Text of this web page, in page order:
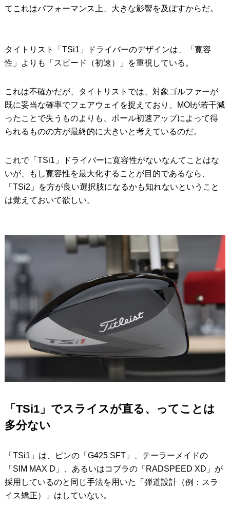
てこれはパフォーマンス上、大きな影響を及ぼすからだ。
タイトリスト「TSi1」ドライバーのデザインは、「寛容
性」よりも「スピード（初速）」を重視している。
これは不確かだが、タイトリストでは、対象ゴルファーが
既に妥当な確率でフェアウェイを捉えており、MOIが若干減
ったことで失うものよりも、ボール初速アップによって得
られるものの方が最終的に大きいと考えているのだ。
これで「TSi1」ドライバーに寛容性がないなんてことはな
いが、もし寛容性を最大化することが目的であるなら、
「TSi2」を方が良い選択肢になるかも知れないということ
は覚えておいて欲しい。
「TSi1」でスライスが直る、ってことは
多分ない
「TSi1」は、ピンの「G425 SFT」、テーラーメイドの
「SIM MAX D」、あるいはコブラの「RADSPEED XD」が
採用しているのと同じ手法を用いた「弾道設計（例：スラ
イス矯正）」はしていない。